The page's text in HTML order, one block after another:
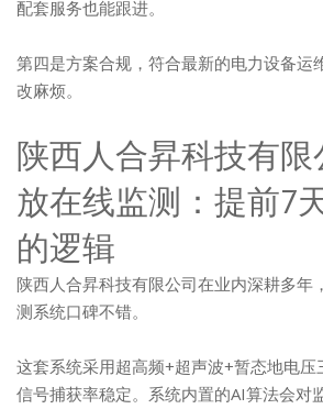
配套服务也能跟进。
第四是方案合规，符合最新的电力设备运
改麻烦。
陕西人合昇科技有限
放在线监测：提前7
的逻辑
陕西人合昇科技有限公司在业内深耕多年
测系统口碑不错。
这套系统采用超高频+超声波+暂态地电
信号捕获率稳定。系统内置的AI算法会对